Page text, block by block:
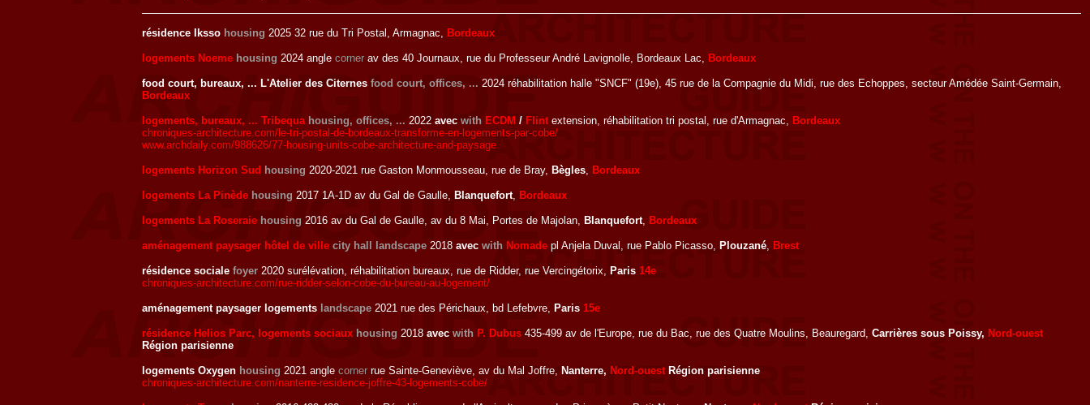
résidence Iksso housing 2025 32 rue du Tri Postal, Armagnac, Bordeaux
logements Noeme housing 2024 angle corner av des 40 Journaux, rue du Professeur André Lavignolle, Bordeaux Lac, Bordeaux
food court, bureaux, ... L'Atelier des Citernes food court, offices, ... 2024 réhabilitation halle "SNCF" (19e), 45 rue de la Compagnie du Midi, rue des Echoppes, secteur Amédée Saint-Germain,
Bordeaux
logements, bureaux, ... Tribequa housing, offices, ... 2022 avec with ECDM / Flint extension, réhabilitation tri postal, rue d'Armagnac, Bordeaux
chroniques-architecture.com/le-tri-postal-de-bordeaux-transforme-en-logements-par-cobe/
www.archdaily.com/988626/77-housing-units-cobe-architecture-and-paysage
logements Horizon Sud housing 2020-2021 rue Gaston Monmousseau, rue de Bray, Bègles, Bordeaux
logements La Pinède housing 2017 1A-1D av du Gal de Gaulle, Blanquefort, Bordeaux
logements La Roseraie housing 2016 av du Gal de Gaulle, av du 8 Mai, Portes de Majolan, Blanquefort, Bordeaux
aménagement paysager hôtel de ville city hall landscape 2018 avec with Nomade pl Anjela Duval, rue Pablo Picasso, Plouzané, Brest
résidence sociale foyer 2020 surélévation, réhabilitation bureaux, rue de Ridder, rue Vercingétorix, Paris 14e
chroniques-architecture.com/rue-ridder-selon-cobe-du-bureau-au-logement/
aménagement paysager logements landscape 2021 rue des Périchaux, bd Lefebvre, Paris 15e
résidence Helios Parc, logements sociaux housing 2018 avec with P. Dubus 435-499 av de l'Europe, rue du Bac, rue des Quatre Moulins, Beauregard, Carrières sous Poissy, Nord-ouest
Région parisienne
logements Oxygen housing 2021 angle corner rue Sainte-Geneviève, av du Mal Joffre, Nanterre, Nord-ouest Région parisienne
chroniques-architecture.com/nanterre-residence-joffre-43-logements-cobe/